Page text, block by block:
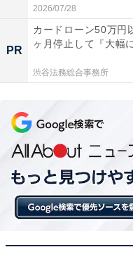
そんな翔も、静がう
見る度に、静の中身を
にさいなまれます。
からでも静に聞いて
バイスに、他人が口
の誠に自分を重ね、突
翔が向かった先は、大
誠に代わって大地に思
郎が現れて――。
2026/07/28
PR
カードローン50万円
ヶ月停止して『大幅
渋谷法務総合事務所